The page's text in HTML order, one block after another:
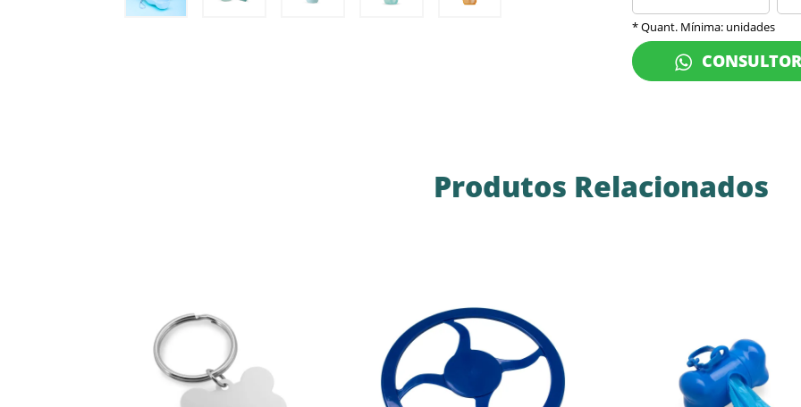
* Quant. Mínima: unidades
CONSULTOR
Produtos Relacionados